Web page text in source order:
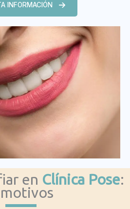
INFORMACIÓN
en Clínica Pose: